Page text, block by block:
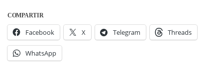
COMPARTIR
Facebook X Telegram Threads
WhatsApp